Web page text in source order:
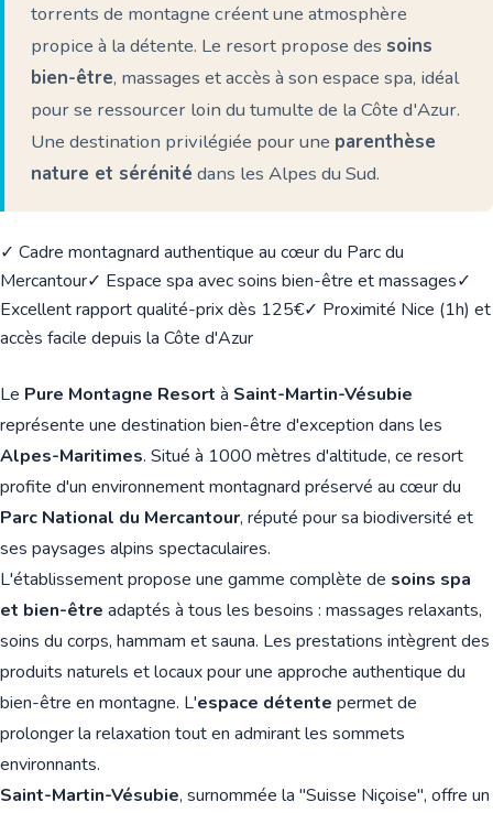
torrents de montagne créent une atmosphère
propice à la détente. Le resort propose des soins
bien-être, massages et accès à son espace spa, idéal
pour se ressourcer loin du tumulte de la Côte d'Azur.
Une destination privilégiée pour une parenthèse
nature et sérénité dans les Alpes du Sud.
✓ Cadre montagnard authentique au cœur du Parc du
Mercantour✓ Espace spa avec soins bien-être et massages✓
Excellent rapport qualité-prix dès 125€✓ Proximité Nice (1h) et
accès facile depuis la Côte d'Azur
Le Pure Montagne Resort à Saint-Martin-Vésubie
représente une destination bien-être d'exception dans les
Alpes-Maritimes. Situé à 1000 mètres d'altitude, ce resort
profite d'un environnement montagnard préservé au cœur du
Parc National du Mercantour, réputé pour sa biodiversité et
ses paysages alpins spectaculaires.
L'établissement propose une gamme complète de soins spa
et bien-être adaptés à tous les besoins : massages relaxants,
soins du corps, hammam et sauna. Les prestations intègrent des
produits naturels et locaux pour une approche authentique du
bien-être en montagne. L'espace détente permet de
prolonger la relaxation tout en admirant les sommets
environnants.
Saint-Martin-Vésubie, surnommée la "Suisse Niçoise", offre un